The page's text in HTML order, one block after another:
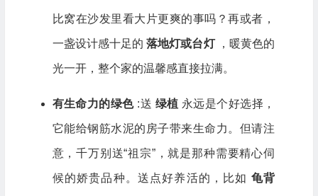
比窝在沙发里看大片更爽的事吗？再或者，
一盏设计感十足的落地灯或台灯 ，暖黄色的
光一开，整个家的温馨感直接拉满。
有生命力的绿色 :送 绿植 永远是个好选择，
它能给钢筋水泥的房子带来生命力。但请注
意，千万别送“祖宗”，就是那种需要精心伺
候的娇贵品种。送点好养活的，比如 龟背